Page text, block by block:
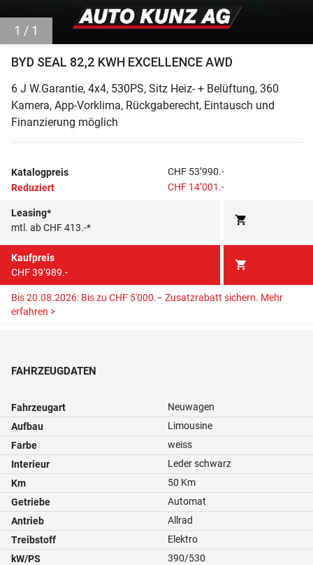
FAHRZEUGDATEN
Fahrzeugart
Neuwagen
Aufbau
Limousine
Farbe
weiss
Interieur
Leder schwarz
Km
50 Km
Getriebe
Automat
Antrieb
Allrad
Treibstoff
Elektro
kW/PS
390/530
1 / 1
BYD SEAL 82,2 KWH EXCELLENCE AWD
6 J W.Garantie, 4x4, 530PS, Sitz Heiz- + Belüftung, 360
Kamera, App-Vorklima, Rückgaberecht, Eintausch und
Finanzierung möglich
Katalogpreis
CHF 53’990.-
Reduziert
CHF 14’001.-
Leasing*
mtl. ab CHF 413.-*
shopping_cart
Kaufpreis
CHF 39’989.-
shopping_cart
Bis 20.08.2026: Bis zu CHF 5'000.– Zusatzrabatt sichern. Mehr
erfahren >